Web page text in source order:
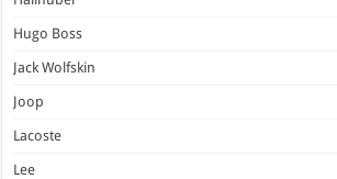
Hugo Boss
Jack Wolfskin
Joop
Lacoste
Lee